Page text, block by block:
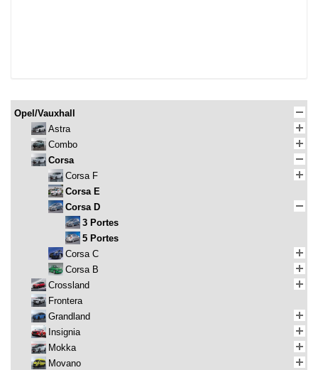
Opel/Vauxhall
Astra
Combo
Corsa
Corsa F
Corsa E
Corsa D
3 Portes
5 Portes
Corsa C
Corsa B
Crossland
Frontera
Grandland
Insignia
Mokka
Movano